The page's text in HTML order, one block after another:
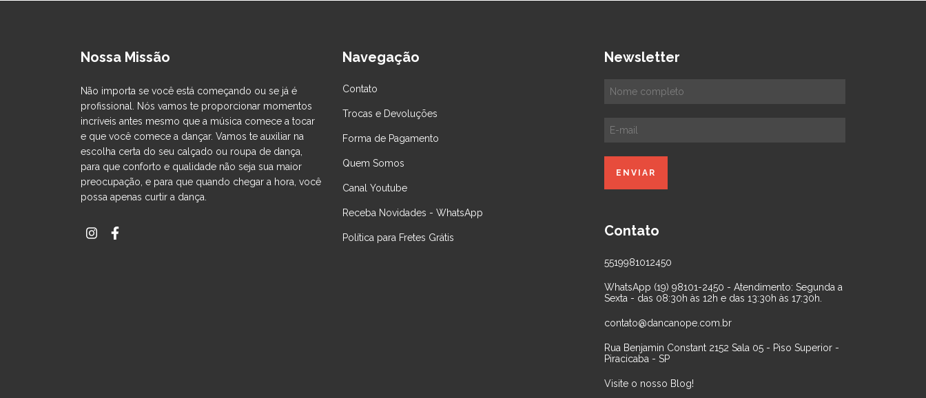
Nossa Missão
Não importa se você está começando ou se já é
profissional. Nós vamos te proporcionar momentos
incríveis antes mesmo que a música comece a tocar
e que você comece a dançar. Vamos te auxiliar na
escolha certa do seu calçado ou roupa de dança,
para que conforto e qualidade não seja sua maior
preocupação, e para que quando chegar a hora, você
possa apenas curtir a dança.
Navegação
Contato
Trocas e Devoluções
Forma de Pagamento
Quem Somos
Canal Youtube
Receba Novidades - WhatsApp
Política para Fretes Grátis
Newsletter
Contato
5519981012450
WhatsApp (19) 98101-2450 - Atendimento: Segunda a
Sexta - das 08:30h às 12h e das 13:30h às 17:30h.
contato@dancanope.com.br
Rua Benjamin Constant 2152 Sala 05 - Piso Superior -
Piracicaba - SP
Visite o nosso Blog!